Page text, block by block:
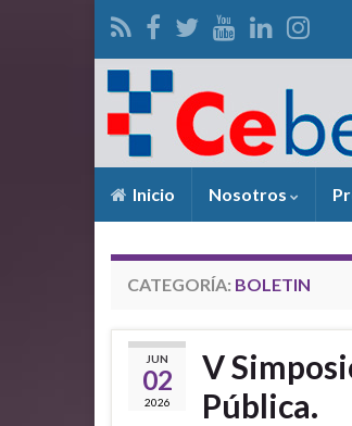
Inicio Nosotros
CATEGORÍA: BOLETIN
JUN
02
2026
V
Pública.